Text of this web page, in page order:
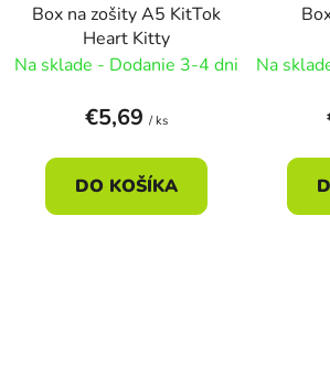
Box na zošity A5 KitTok
Heart Kitty
Na sklade - Dodanie 3-4 dni
€5,69 / ks
DO KOŠÍKA
Na